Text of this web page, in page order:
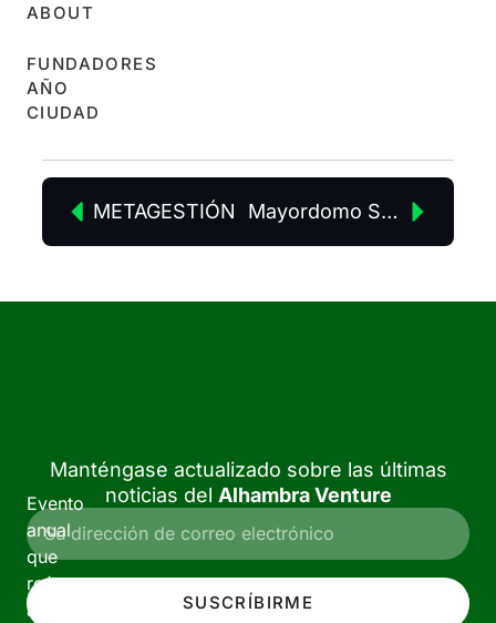
ABOUT
FUNDADORES
AÑO
CIUDAD
METAGESTIÓN Mayordomo System
Evento
anual
que
reúne
a
Manténgase actualizado sobre las últimas
noticias del Alhambra Venture
SUSCRÍBIRME